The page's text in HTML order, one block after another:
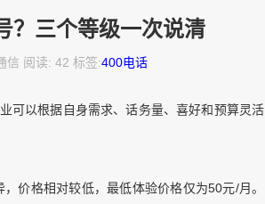
？三个等级一次说清
信 阅读: 42 标签:400电话
可以根据自身需求、话务量、喜好和预算灵活
价格相对较低，最低体验价格仅为50元/月。